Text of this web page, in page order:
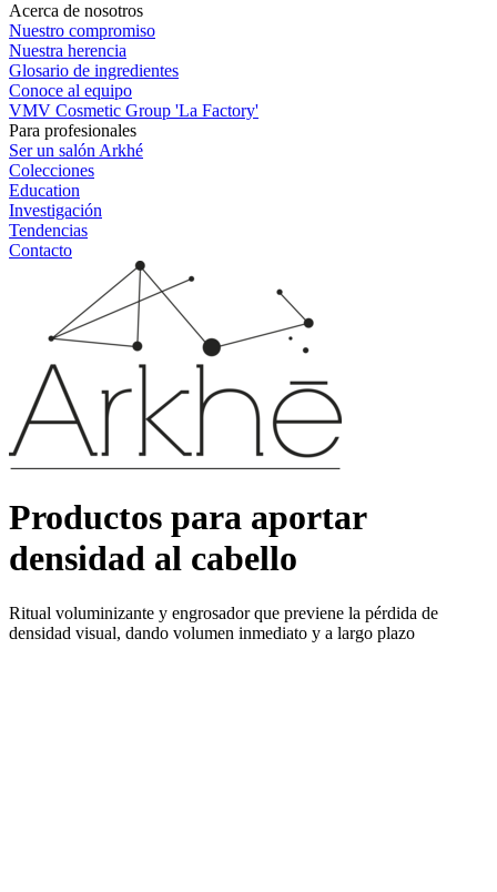
Acerca de nosotros
Nuestro compromiso
Nuestra herencia
Glosario de ingredientes
Conoce al equipo
VMV Cosmetic Group 'La Factory'
Para profesionales
Ser un salón Arkhé
Colecciones
Education
Investigación
Tendencias
Contacto
Productos para aportar
densidad al cabello
Ritual voluminizante y engrosador que previene la pérdida de
densidad visual, dando volumen inmediato y a largo plazo